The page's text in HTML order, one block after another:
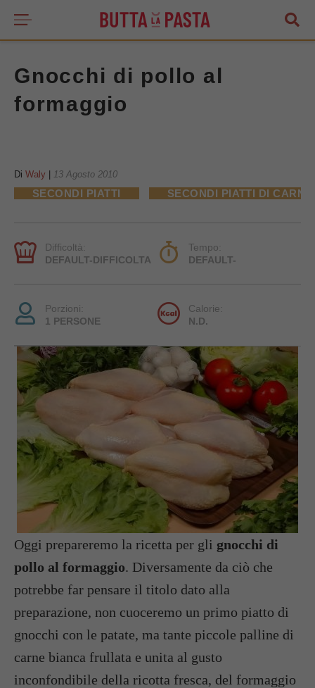
Gnocchi di pollo al
formaggio
Di Waly 13 Agosto 2010
SECONDI PIATTI SECONDI PIATTI DI CARNE
Difficoltà:
DEFAULT-DIFFICOLTA
Tempo:
DEFAULT-
Porzioni:
1 PERSONE
Calorie:
N.D.
Oggi prepareremo la ricetta per gli gnocchi di
pollo al formaggio. Diversamente da ciò che
potrebbe far pensare il titolo dato alla
preparazione, non cuoceremo un primo piatto di
gnocchi con le patate, ma tante piccole palline di
carne bianca frullata e unita al gusto
inconfondibile della ricotta fresca, del formaggio